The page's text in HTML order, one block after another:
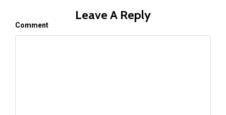
Leave A Reply
Comment